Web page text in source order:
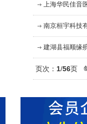
上海华民佳音
南京桓宇科技
建湖县福顺缘
页次： 1/56页